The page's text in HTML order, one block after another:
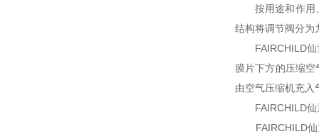
按用途和作用、
结构将调节阀分为
FAIRCHILD仙童
膜片下方的压缩
由空气压缩机充入
FAIRCHILD仙
FAIRCHILD仙